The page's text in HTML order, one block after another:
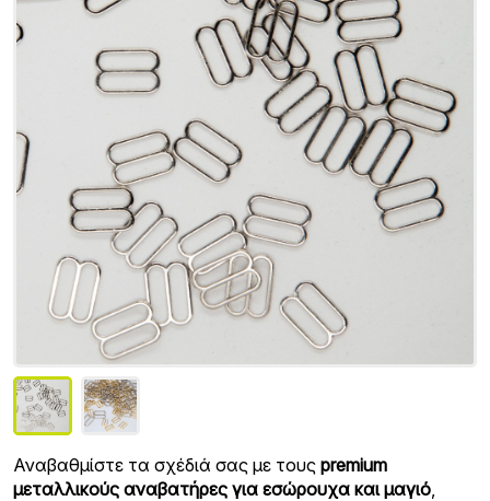
Αναβαθμίστε τα σχέδιά σας με τους premium
μεταλλικούς αναβατήρες για εσώρουχα και μαγιό,